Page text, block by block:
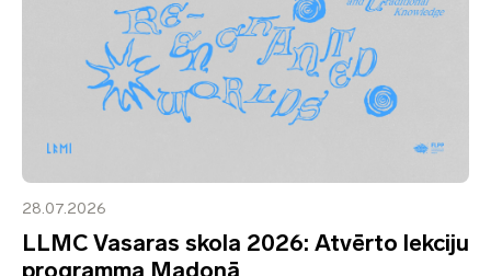
28.07.2026
LLMC Vasaras skola 2026: Atvērto lekciju
programma Madonā